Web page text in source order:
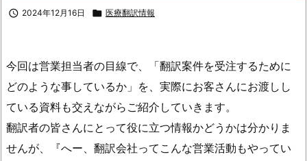
 2024年12月16日  医療翻訳情報
今回は営業担当者の目線で、「翻訳案件を受注するために
どのような事しているか」を、実際にお客さんにお渡しし
ている資料も交えながらご紹介していきます。
翻訳者の皆さんにとって役に立つ情報かどうかは分かりま
せんが、『へー、翻訳会社ってこんな営業活動もやってい